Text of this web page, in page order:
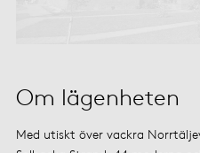
Om lägenheten
Med utiskt över vackra